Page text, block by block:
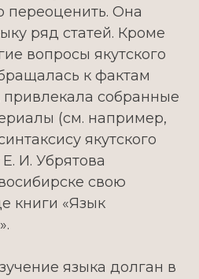
переоценить. Она
ряд статей. Кроме
вопросы якутского
к фактам
привлекала собранные
(см. например,
якутского
И. Убрятова
свою
книги «Язык
языка долган в